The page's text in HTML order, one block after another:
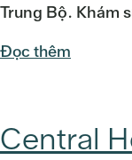
Trung Bộ. Khám
Đọc thêm
Central